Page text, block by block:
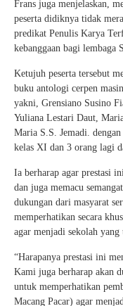
Frans juga menjelaskan,
peserta didiknya tidak
predikat Penulis Karya
kebanggaan bagi lembaga
Ketujuh peserta tersebut
buku antologi cerpen
yakni, Grensiano Susino
Yuliana Lestari Daut,
Maria S.S. Jemadi.
kelas XI dan 3 orang lagi
Ia berharap agar prestasi
dan juga memacu
dukungan dari masyarat
memperhatikan secara
agar menjadi sekolah
“Harapanya prestasi ini
Kami juga berharap akan
untuk memperhatikan
Macang Pacar) agar